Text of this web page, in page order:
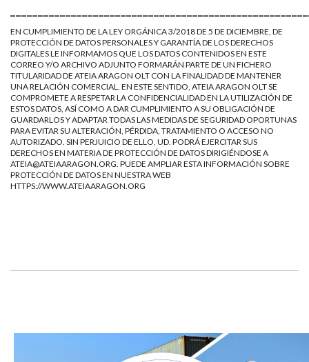
EN CUMPLIMIENTO DE LA LEY ORGÁNICA 3/2018 DE 5 DE DICIEMBRE, DE
PROTECCIÓN DE DATOS PERSONALES Y GARANTÍA DE LOS DERECHOS
DIGITALES LE INFORMAMOS QUE LOS DATOS CONTENIDOS EN ESTE
CORREO Y/O ARCHIVO ADJUNTO FORMARÁN PARTE DE UN FICHERO
TITULARIDAD DE ATEIA ARAGON OLT CON LA FINALIDAD DE MANTENER
UNA RELACIÓN COMERCIAL. EN ESTE SENTIDO, ATEIA ARAGON OLT SE
COMPROMETE A RESPETAR LA CONFIDENCIALIDAD EN LA UTILIZACIÓN DE
ESTOS DATOS, ASÍ COMO A DAR CUMPLIMIENTO A SU OBLIGACIÓN DE
GUARDARLOS Y ADAPTAR TODAS LAS MEDIDAS DE SEGURIDAD OPORTUNAS
PARA EVITAR SU ALTERACIÓN, PÉRDIDA, TRATAMIENTO O ACCESO NO
AUTORIZADO. SIN PERJUICIO DE ELLO, UD. PODRÁ EJERCITAR SUS
DERECHOS EN MATERIA DE PROTECCIÓN DE DATOS DIRIGIÉNDOSE A
ATEIA@ATEIAARAGON.ORG . PUEDE AMPLIAR ESTA INFORMACIÓN SOBRE
PROTECCIÓN DE DATOS EN NUESTRA WEB
HTTPS://WWW.ATEIAARAGON.ORG